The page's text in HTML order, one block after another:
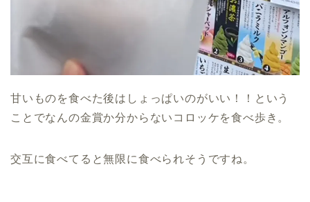
甘いものを食べた後はしょっぱいのがいい！！という
ことでなんの金賞か分からないコロッケを食べ歩き。
交互に食べてると無限に食べられそうですね。